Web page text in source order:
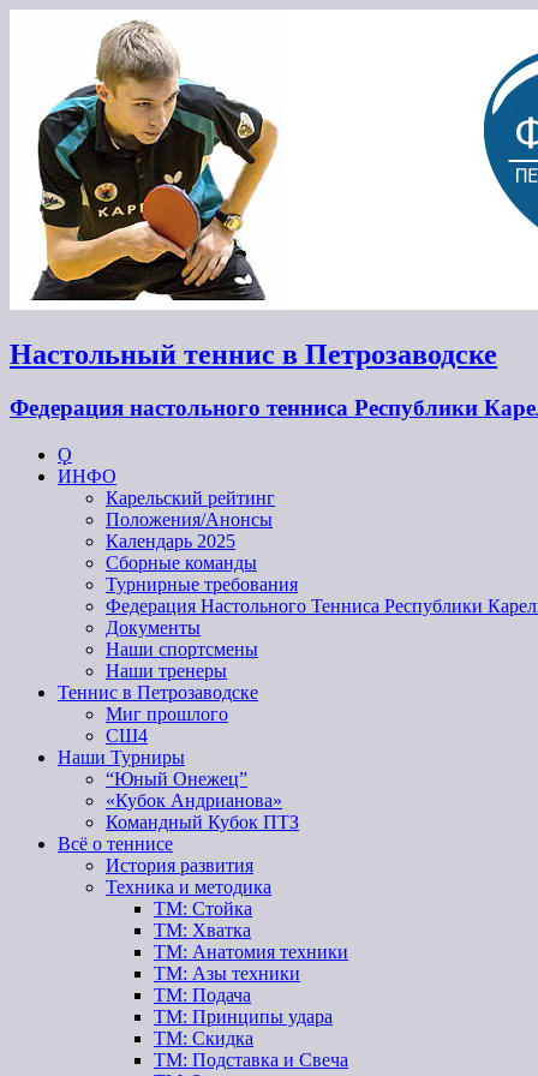
Настольный теннис в Петрозаводске
Федерация настольного тенниса Республики
Ϙ
ИНФО
Карельский рейтинг
Положения/Анонсы
Календарь 2025
Сборные команды
Турнирные требования
Федерация Настольного Тенниса Республики
Документы
Наши спортсмены
Наши тренеры
Теннис в Петрозаводске
Миг прошлого
СШ4
Наши Турниры
“Юный Онежец”
«Кубок Андрианова»
Командный Кубок ПТЗ
Всё о теннисе
История развития
Техника и методика
ТМ: Стойка
ТМ: Хватка
ТМ: Анатомия техники
ТМ: Азы техники
ТМ: Подача
ТМ: Принципы удара
ТМ: Скидка
ТМ: Подставка и Свеча